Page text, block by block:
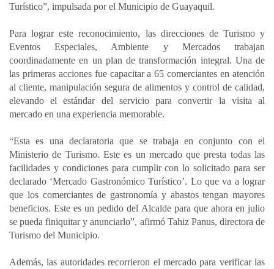
r
Turístico”, impulsada por el Municipio de Guayaquil.
Para lograr este reconocimiento, las direcciones de Turismo y
Eventos Especiales, Ambiente y Mercados trabajan
coordinadamente en un plan de transformación integral. Una de
las primeras acciones fue capacitar a 65 comerciantes en atención
al cliente, manipulación segura de alimentos y control de calidad,
elevando el estándar del servicio para convertir la visita al
mercado en una experiencia memorable.
“Esta es una declaratoria que se trabaja en conjunto con el
Ministerio de Turismo. Este es un mercado que presta todas las
facilidades y condiciones para cumplir con lo solicitado para ser
declarado ‘Mercado Gastronómico Turístico’. Lo que va a lograr
que los comerciantes de gastronomía y abastos tengan mayores
beneficios. Este es un pedido del Alcalde para que ahora en julio
se pueda finiquitar y anunciarlo”, afirmó Tahiz Panus, directora de
Turismo del Municipio.
Además, las autoridades recorrieron el mercado para verificar las